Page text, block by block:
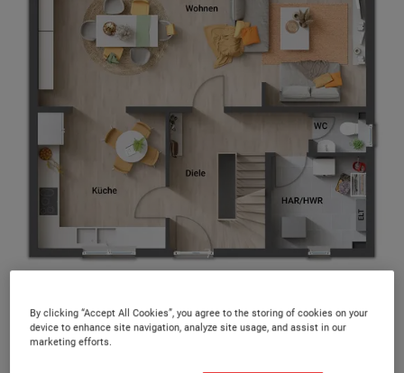
Varianten und somit ein Höchstmaß an Flexibilität.
Unsere Massivhäuser sind werthaltig,
By clicking “Accept All Cookies”, you agree to the storing of cookies on your
device to enhance site navigation, analyze site usage, and assist in our
marketing efforts.